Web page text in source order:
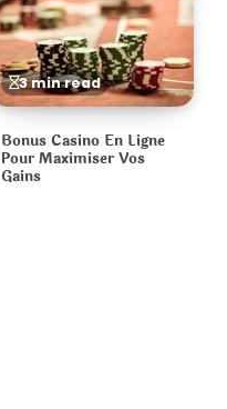
3 min read
Bonus Casino En Ligne
Pour Maximiser Vos
Gains